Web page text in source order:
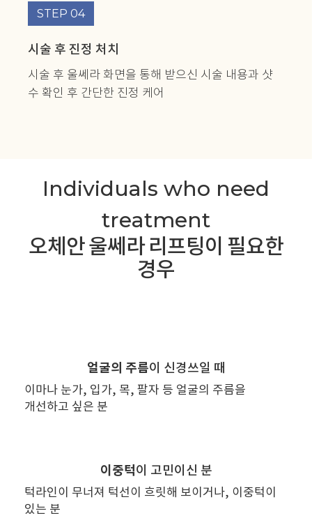
STEP 04
시술 후 진정 처치
시술 후 울쎄라 화면을 통해 받으신 시술 내용과 샷
수 확인 후 간단한 진정 케어
Individuals who need
treatment
오체안 울쎄라 리프팅이 필요한
경우
얼굴의 주름이 신경쓰일 때
이마나 눈가, 입가, 목, 팔자 등 얼굴의 주름을
개선하고 싶은 분
이중턱이 고민이신 분
턱라인이 무너져 턱선이 흐릿해 보이거나, 이중턱이
있는 분